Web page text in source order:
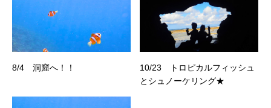
8/4 洞窟へ！！
10/23 トロピカルフィッシュ
とシュノーケリング★